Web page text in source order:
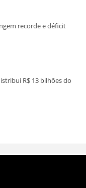
recorde e déficit
R$ 13 bilhões do